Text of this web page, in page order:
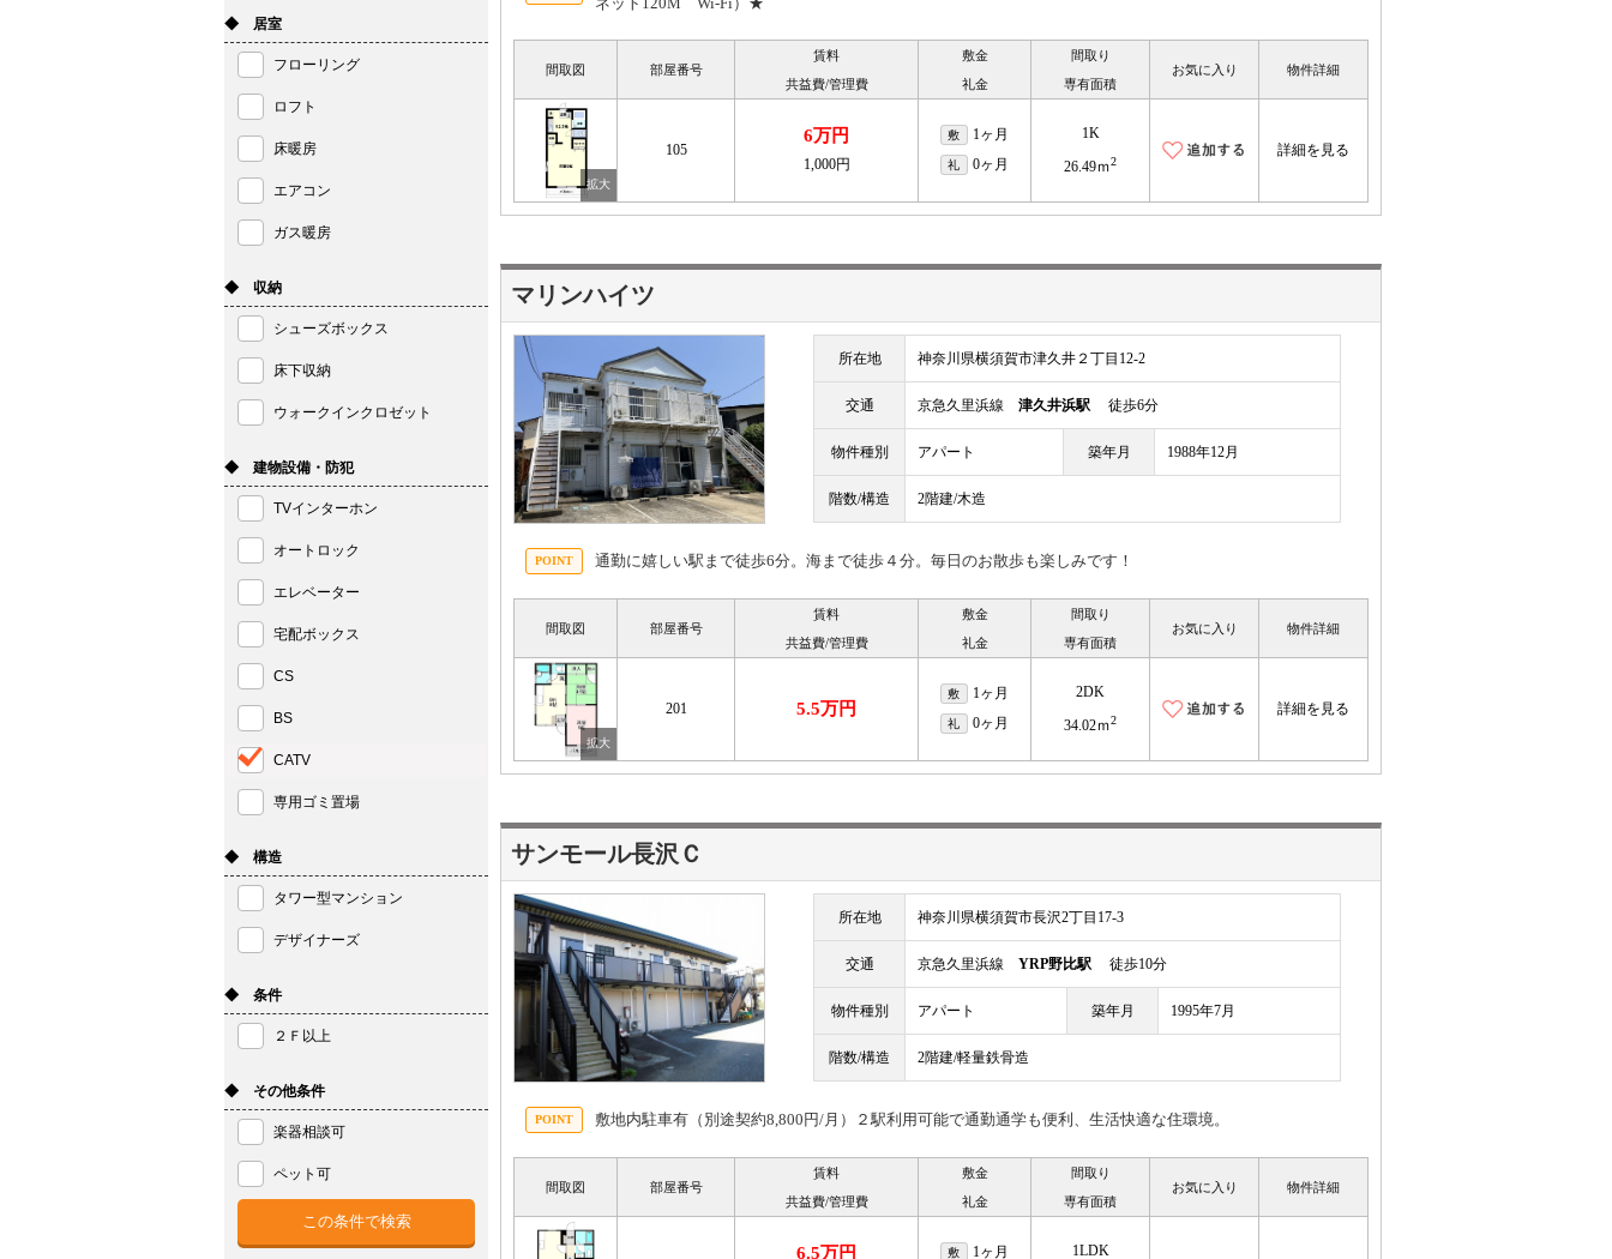
間取図 部屋番号
賃料
共益費/管理費
敷金
礼金
間取り
専有面積
お気に入り 物件詳細
105
6万円
1,000円
敷 1ヶ月
礼 0ヶ月
1K
26.49ｍ2
詳細を見る
マリンハイツ
所在地 神奈川県横須賀市津久井２丁目12-2
交通 京急久里浜線 津久井浜駅 徒歩6分
物件種別 アパート 築年月 1988年12月
階数/構造 2階建/木造
通勤に嬉しい駅まで徒歩6分。海まで徒歩４分。毎日のお散歩も楽しみです！
間取図 部屋番号
賃料
共益費/管理費
敷金
礼金
間取り
専有面積
お気に入り 物件詳細
201 5.5万円
敷 1ヶ月
礼 0ヶ月
2DK
34.02ｍ2
詳細を見る
サンモール長沢Ｃ
所在地 神奈川県横須賀市長沢2丁目17-3
交通 京急久里浜線 YRP野比駅 徒歩10分
物件種別 アパート 築年月 1995年7月
階数/構造 2階建/軽量鉄骨造
敷地内駐車有（別途契約8,800円/月）２駅利用可能で通勤通学も便利、生活快適な住環境。
間取図 部屋番号
賃料
共益費/管理費
敷金
礼金
間取り
専有面積
お気に入り 物件詳細
6.5万円 敷 1ヶ月 1LDK
◆ 居室
フローリング
ロフト
床暖房
エアコン
ガス暖房
◆ 収納
シューズボックス
床下収納
ウォークインクロゼット
◆ 建物設備・防犯
TVインターホン
オートロック
エレベーター
宅配ボックス
CS
BS
CATV
専用ゴミ置場
◆ 構造
タワー型マンション
デザイナーズ
◆ 条件
２Ｆ以上
◆ その他条件
楽器相談可
ペット可